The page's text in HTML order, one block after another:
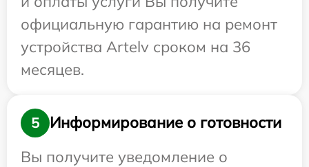
официальную гарантию на ремонт
устройства Artelv сроком на 36
месяцев.
5
Информирование о готовности
Вы получите уведомление о